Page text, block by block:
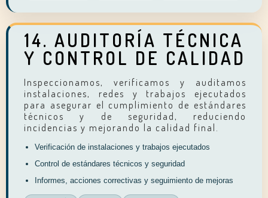
14. AUDITORÍA TÉCNICA
Y CONTROL DE CALIDAD
Inspeccionamos, verificamos y auditamos
instalaciones, redes y trabajos ejecutados
para asegurar el cumplimiento de estándares
técnicos y de seguridad, reduciendo
incidencias y mejorando la calidad final.
Verificación de instalaciones y trabajos ejecutados
Control de estándares técnicos y seguridad
Informes, acciones correctivas y seguimiento de mejoras